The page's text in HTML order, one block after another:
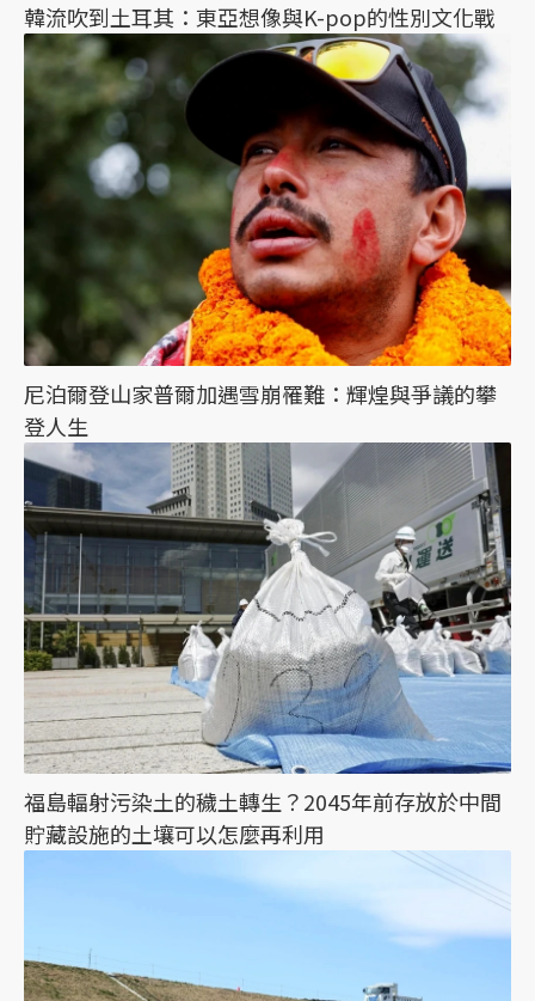
韓流吹到土耳其：東亞想像與K-pop的性別文化戰
尼泊爾登山家普爾加遇雪崩罹難：輝煌與爭議的攀
登人生
福島輻射污染土的穢土轉生？2045年前存放於中間
貯藏設施的土壤可以怎麼再利用